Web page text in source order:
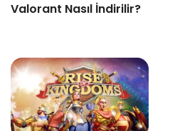
Valorant Nasıl İndirilir?